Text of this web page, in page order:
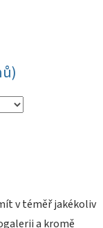
v téměř jakékoliv
a kromě